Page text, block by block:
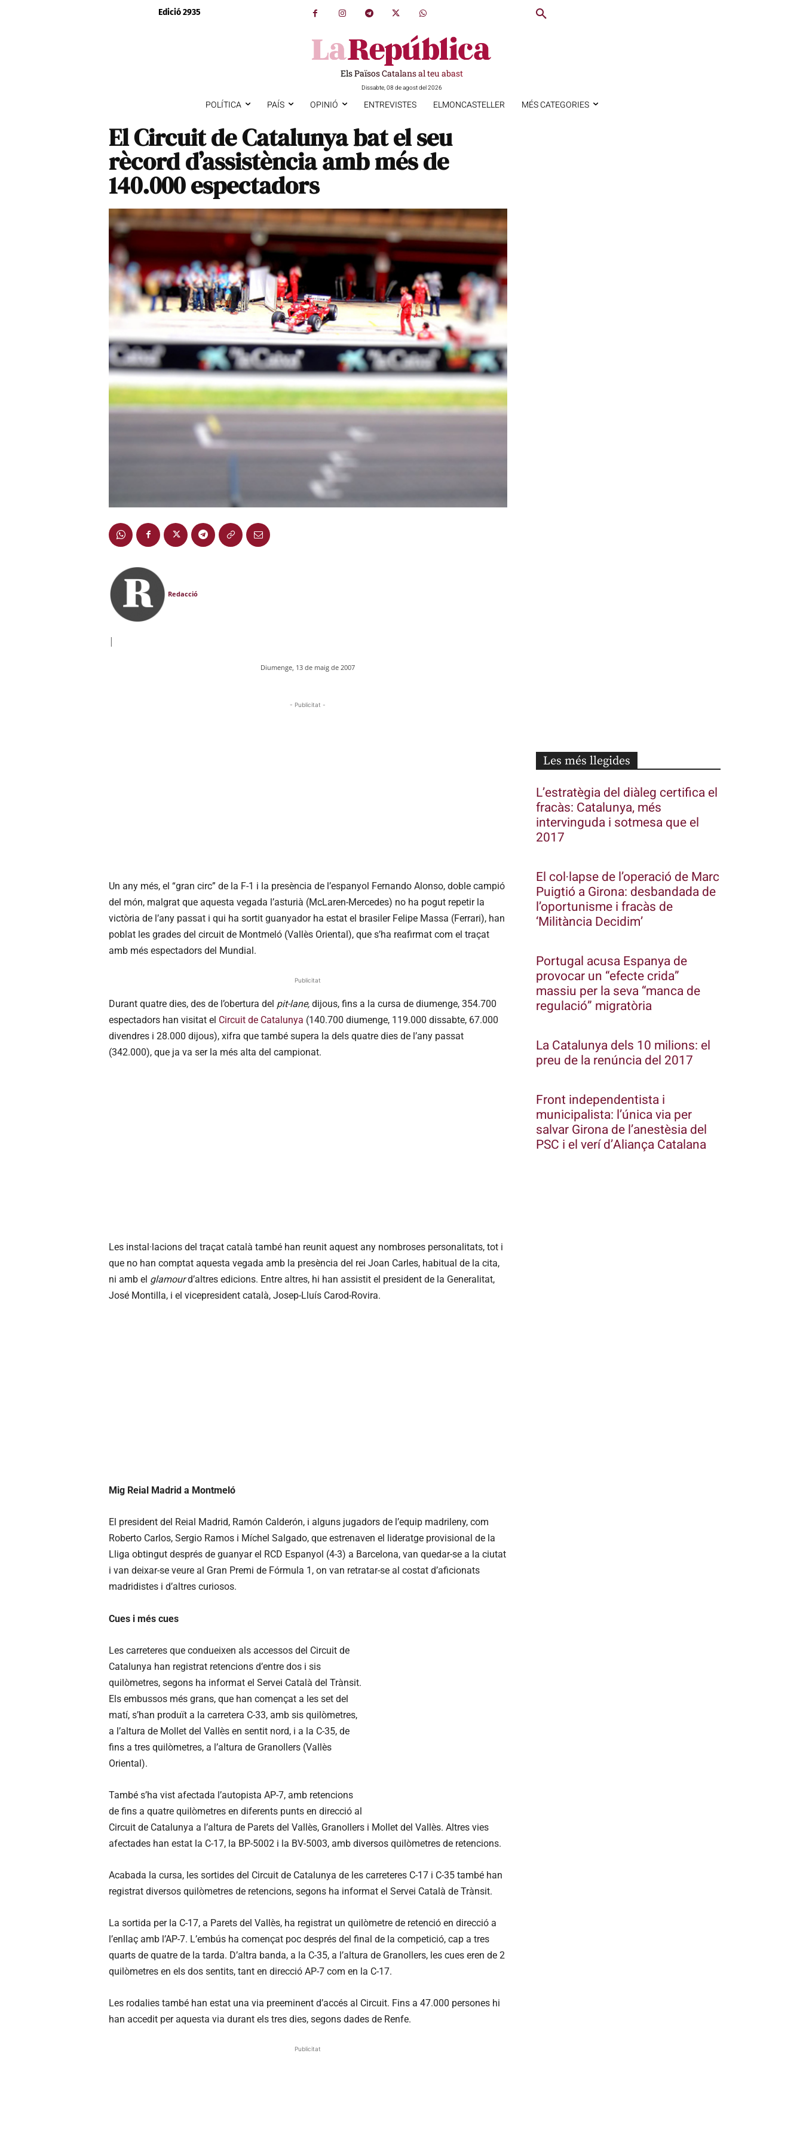
Edició 2935
Els Països Catalans al teu abast
Dissabte, 08 de agost del 2026
POLÍTICA PAÍS OPINIÓ ENTREVISTES ELMONCASTELLER MÉS CATEGORIES
El Circuit de Catalunya bat el seu
rècord d’assistència amb més de
140.000 espectadors
Redacció
|
Diumenge, 13 de maig de 2007
- Publicitat -
Un any més, el “gran circ” de la F-1 i la presència de l’espanyol Fernando Alonso, doble campió
del món, malgrat que aquesta vegada l’asturià (McLaren-Mercedes) no ha pogut repetir la
victòria de l’any passat i qui ha sortit guanyador ha estat el brasiler Felipe Massa (Ferrari), han
poblat les grades del circuit de Montmeló (Vallès Oriental), que s’ha reafirmat com el traçat
amb més espectadors del Mundial.
Publicitat
Durant quatre dies, des de l’obertura del pit-lane, dijous, fins a la cursa de diumenge, 354.700
espectadors han visitat el Circuit de Catalunya (140.700 diumenge, 119.000 dissabte, 67.000
divendres i 28.000 dijous), xifra que també supera la dels quatre dies de l’any passat
(342.000), que ja va ser la més alta del campionat.
Les instal·lacions del traçat català també han reunit aquest any nombroses personalitats, tot i
que no han comptat aquesta vegada amb la presència del rei Joan Carles, habitual de la cita,
ni amb el glamourd’altres edicions. Entre altres, hi han assistit el president de la Generalitat,
José Montilla, i el vicepresident català, Josep-Lluís Carod-Rovira.
Mig Reial Madrid a Montmeló
El president del Reial Madrid, Ramón Calderón, i alguns jugadors de l’equip madrileny, com
Roberto Carlos, Sergio Ramos i Míchel Salgado, que estrenaven el lideratge provisional de la
Lliga obtingut després de guanyar el RCD Espanyol (4-3) a Barcelona, van quedar-se a la ciutat
i van deixar-se veure al Gran Premi de Fórmula 1, on van retratar-se al costat d’aficionats
madridistes i d’altres curiosos.
Cues i més cues
Les carreteres que condueixen als accessos del Circuit de
Catalunya han registrat retencions d’entre dos i sis
quilòmetres, segons ha informat el Servei Català del Trànsit.
Els embussos més grans, que han començat a les set del
matí, s’han produït a la carretera C-33, amb sis quilòmetres,
a l’altura de Mollet del Vallès en sentit nord, i a la C-35, de
fins a tres quilòmetres, a l’altura de Granollers (Vallès
Oriental).
També s’ha vist afectada l’autopista AP-7, amb retencions
de fins a quatre quilòmetres en diferents punts en direcció al
Circuit de Catalunya a l’altura de Parets del Vallès, Granollers i Mollet del Vallès. Altres vies
afectades han estat la C-17, la BP-5002 i la BV-5003, amb diversos quilòmetres de retencions.
Acabada la cursa, les sortides del Circuit de Catalunya de les carreteres C-17 i C-35 també han
registrat diversos quilòmetres de retencions, segons ha informat el Servei Català de Trànsit.
La sortida per la C-17, a Parets del Vallès, ha registrat un quilòmetre de retenció en direcció a
l’enllaç amb l’AP-7. L’embús ha començat poc després del final de la competició, cap a tres
quarts de quatre de la tarda. D’altra banda, a la C-35, a l’altura de Granollers, les cues eren de 2
quilòmetres en els dos sentits, tant en direcció AP-7 com en la C-17.
Les rodalies també han estat una via preeminent d’accés al Circuit. Fins a 47.000 persones hi
han accedit per aquesta via durant els tres dies, segons dades de Renfe.
Publicitat
Les més llegides
L’estratègia del diàleg certifica el
fracàs: Catalunya, més
intervinguda i sotmesa que el
2017
El col·lapse de l’operació de Marc
Puigtió a Girona: desbandada de
l’oportunisme i fracàs de
‘Militància Decidim’
Portugal acusa Espanya de
provocar un “efecte crida”
massiu per la seva “manca de
regulació” migratòria
La Catalunya dels 10 milions: el
preu de la renúncia del 2017
Front independentista i
municipalista: l’única via per
salvar Girona de l’anestèsia del
PSC i el verí d’Aliança Catalana